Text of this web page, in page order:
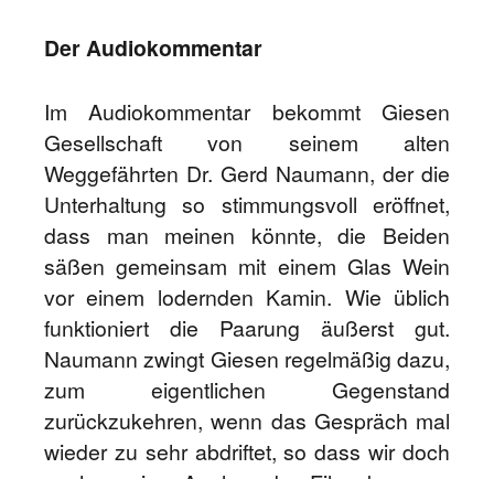
Der Audiokommentar
Im Audiokommentar bekommt Giesen
Gesellschaft von seinem alten
Weggefährten Dr. Gerd Naumann, der die
Unterhaltung so stimmungsvoll eröffnet,
dass man meinen könnte, die Beiden
säßen gemeinsam mit einem Glas Wein
vor einem lodernden Kamin. Wie üblich
funktioniert die Paarung äußerst gut.
Naumann zwingt Giesen regelmäßig dazu,
zum eigentlichen Gegenstand
zurückzukehren, wenn das Gespräch mal
wieder zu sehr abdriftet, so dass wir doch